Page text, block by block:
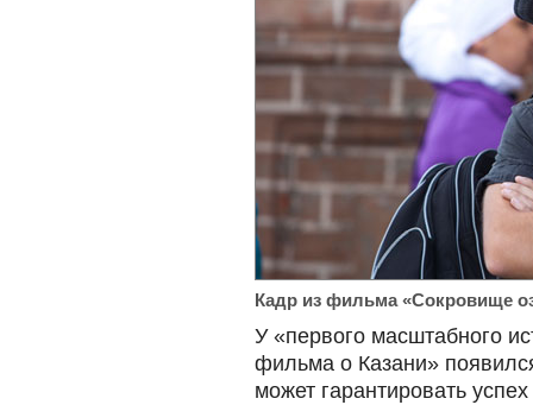
Кадр из фильма «Сокровище
У «первого масштабного
фильма о Казани»
может гарантировать